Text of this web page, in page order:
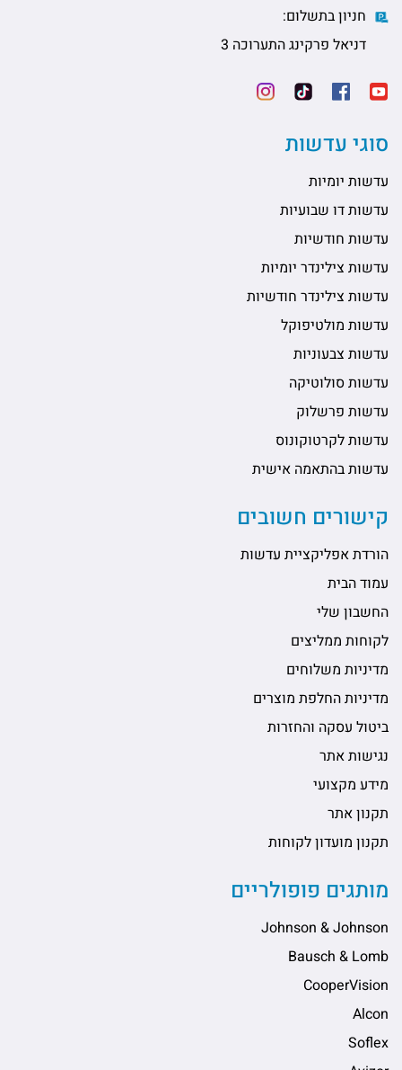
חניון בתשלום:
דניאל פרקינג התערוכה 3
סוגי עדשות
עדשות יומיות
עדשות דו שבועיות
עדשות חודשיות
עדשות צילינדר יומיות
עדשות צילינדר חודשיות
עדשות מולטיפוקל
עדשות צבעוניות
עדשות סולוטיקה
עדשות פרשלוק
עדשות לקרטוקונוס
עדשות בהתאמה אישית
קישורים חשובים
הורדת אפליקציית עדשות
עמוד הבית
החשבון שלי
לקוחות ממליצים
מדיניות משלוחים
מדיניות החלפת מוצרים
ביטול עסקה והחזרות
נגישות אתר
מידע מקצועי
תקנון אתר
תקנון מועדון לקוחות
מותגים פופולריים
Johnson & Johnson
Bausch & Lomb
CooperVision
Alcon
Soflex